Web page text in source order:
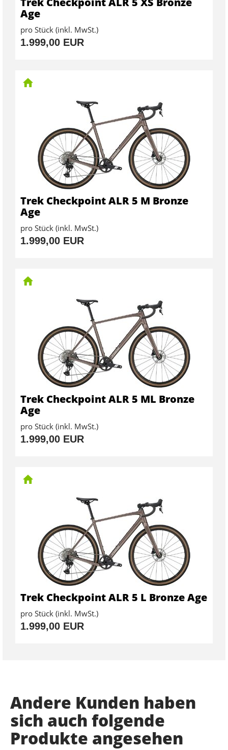
Age
pro Stück (inkl. MwSt.)
1.999,00 EUR
Trek Checkpoint ALR 5 M Bronze
Age
pro Stück (inkl. MwSt.)
1.999,00 EUR
Trek Checkpoint ALR 5 ML Bronze
Age
pro Stück (inkl. MwSt.)
1.999,00 EUR
Trek Checkpoint ALR 5 L Bronze Age
pro Stück (inkl. MwSt.)
1.999,00 EUR
Andere Kunden haben
sich auch folgende
Produkte angesehen